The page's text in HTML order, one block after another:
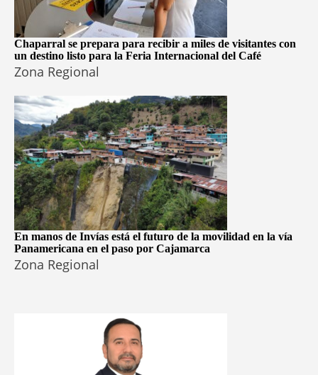
Chaparral se prepara para recibir a miles de visitantes con
un destino listo para la Feria Internacional del Café
Zona Regional
En manos de Invías está el futuro de la movilidad en la vía
Panamericana en el paso por Cajamarca
Zona Regional